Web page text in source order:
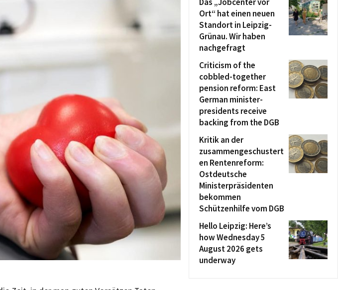
Ort“ hat einen neuen
Standort in Leipzig-
Grünau. Wir haben
nachgefragt
Criticism of the
cobbled-together
pension reform: East
German minister-
presidents receive
backing from the DGB
Kritik an der
zusammengeschustert
en Rentenreform:
Ostdeutsche
Ministerpräsidenten
bekommen
Schützenhilfe vom DGB
Hello Leipzig: Here’s
how Wednesday 5
August 2026 gets
underway